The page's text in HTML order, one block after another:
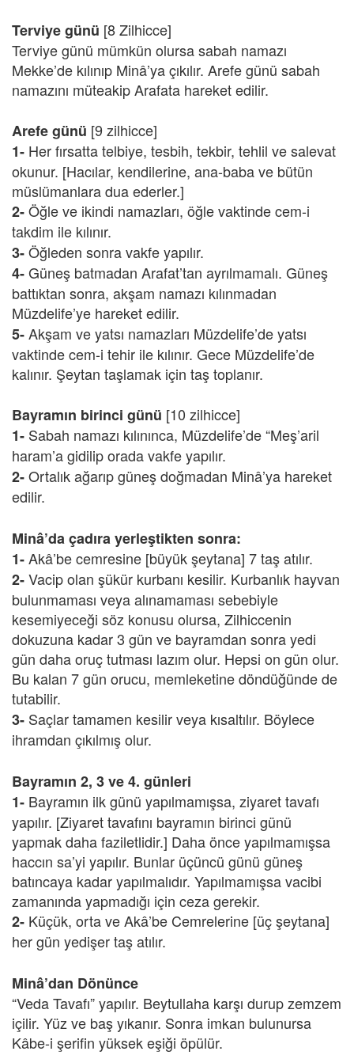
Terviye günü [8 Zilhicce]
Terviye günü mümkün olursa sabah namazı
Mekke’de kılınıp Minâ’ya çıkılır. Arefe günü sabah
namazını müteakip Arafata hareket edilir.
Arefe günü [9 zilhicce]
1- Her fırsatta telbiye, tesbih, tekbir, tehlil ve salevat
okunur. [Hacılar, kendilerine, ana-baba ve bütün
müslümanlara dua ederler.]
2-Öğle ve ikindi namazları, öğle vaktinde cem-i
takdim ile kılınır.
3-Öğleden sonra vakfe yapılır.
4-Güneş batmadan Arafat’tan ayrılmamalı. Güneş
battıktan sonra, akşam namazı kılınmadan
Müzdelife’ye hareket edilir.
5-Akşam ve yatsı namazları Müzdelife’de yatsı
vaktinde cem-i tehir ile kılınır. Gece Müzdelife’de
kalınır. Şeytan taşlamak için taş toplanır.
Bayramın birinci günü [10 zilhicce]
1- Sabah namazı kılınınca, Müzdelife’de “Meş’aril
haram’a gidilip orada vakfe yapılır.
2-Ortalık ağarıp güneş doğmadan Minâ’ya hareket
edilir.
Minâ’da çadıra yerleştikten sonra:
1-Akâ’be cemresine [büyük şeytana] 7 taş atılır.
2-Vacip olan şükür kurbanı kesilir. Kurbanlık hayvan
bulunmaması veya alınamaması sebebiyle
kesemiyeceği söz konusu olursa, Zilhiccenin
dokuzuna kadar 3 gün ve bayramdan sonra yedi
gün daha oruç tutması lazım olur. Hepsi on gün olur.
Bu kalan 7 gün orucu, memleketine döndüğünde de
tutabilir.
3- Saçlar tamamen kesilir veya kısaltılır. Böylece
ihramdan çıkılmış olur.
Bayramın 2, 3 ve 4. günleri
1- Bayramın ilk günü yapılmamışsa, ziyaret tavafı
yapılır. [Ziyaret tavafını bayramın birinci günü
yapmak daha faziletlidir.] Daha önce yapılmamışsa
haccın sa’yi yapılır. Bunlar üçüncü günü güneş
batıncaya kadar yapılmalıdır. Yapılmamışsa vacibi
zamanında yapmadığı için ceza gerekir.
2- Küçük, orta ve Akâ’be Cemrelerine [üç şeytana]
her gün yedişer taş atılır.
Minâ’dan Dönünce
“Veda Tavafı” yapılır. Beytullaha karşı durup zemzem
içilir. Yüz ve baş yıkanır. Sonra imkan bulunursa
Kâbe-i şerifin yüksek eşiği öpülür.